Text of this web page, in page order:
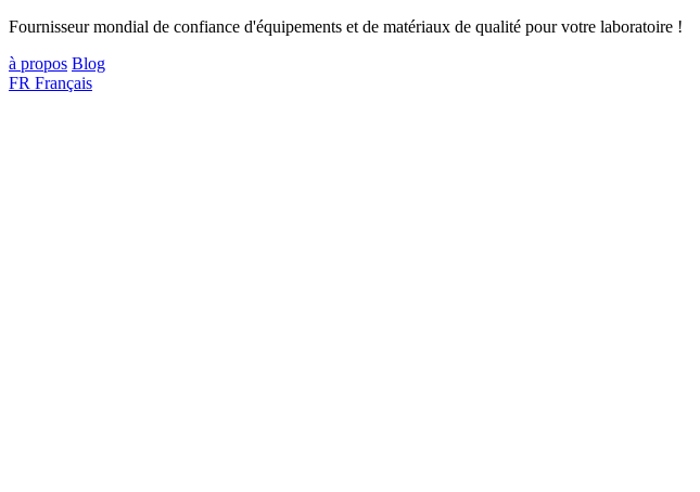
Fournisseur mondial de confiance d'équipements et de matériaux de qualité pour votre laboratoire !
à propos Blog
FR Français